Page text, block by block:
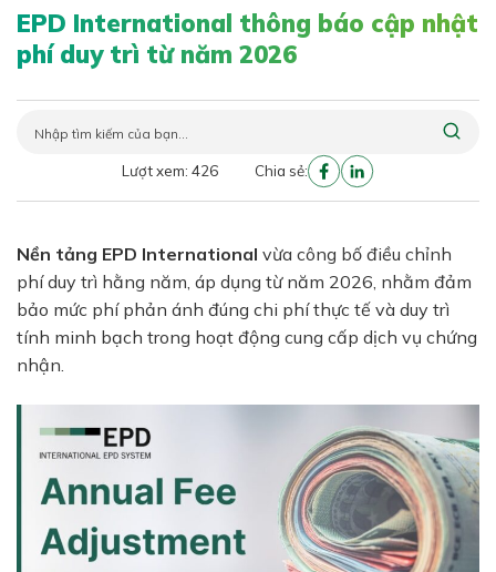
EPD International thông báo cập nhật
phí duy trì từ năm 2026
Lượt xem: 426 Chia sẻ:
Nền tảng EPD International vừa công bố điều chỉnh
phí duy trì hằng năm, áp dụng từ năm 2026, nhằm đảm
bảo mức phí phản ánh đúng chi phí thực tế và duy trì
tính minh bạch trong hoạt động cung cấp dịch vụ chứng
nhận.